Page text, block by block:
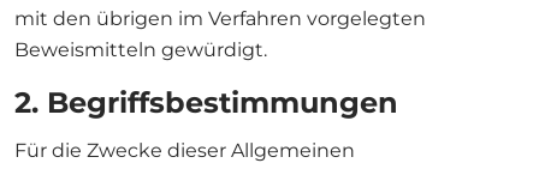
mit den übrigen im Verfahren vorgelegten
Beweismitteln gewürdigt.
2. Begriffsbestimmungen
Für die Zwecke dieser Allgemeinen